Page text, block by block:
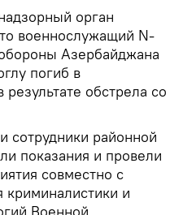
орган
военнослужащий N-
Азербайджана
погиб в
обстрела со
сотрудники районной
показания и провели
совместно с
криминалистики и
Военной